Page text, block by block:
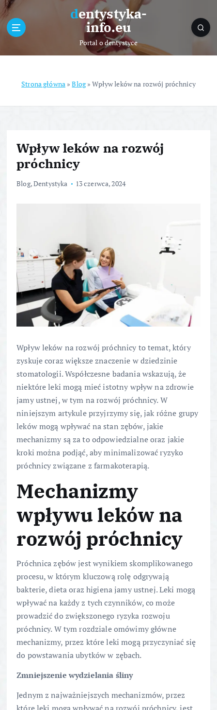
t
dentystyka-
info.eu
Portal o dentystyce
Strona główna »Blog»Wpływ leków na rozwój próchnicy
Wpływ leków na rozwój
próchnicy
Blog,Dentystyka 13 czerwca, 2024
Wpływ leków na rozwój próchnicy to temat, który
zyskuje coraz większe znaczenie w dziedzinie
stomatologii. Współczesne badania wskazują, że
niektóre leki mogą mieć istotny wpływ na zdrowie
jamy ustnej, w tym na rozwój próchnicy. W
niniejszym artykule przyjrzymy się, jak różne grupy
leków mogą wpływać na stan zębów, jakie
mechanizmy są za to odpowiedzialne oraz jakie
kroki można podjąć, aby minimalizować ryzyko
próchnicy związane z farmakoterapią.
Mechanizmy
wpływu leków na
rozwój próchnicy
Próchnica zębów jest wynikiem skomplikowanego
procesu, w którym kluczową rolę odgrywają
bakterie, dieta oraz higiena jamy ustnej. Leki mogą
wpływać na każdy z tych czynników, co może
prowadzić do zwiększonego ryzyka rozwoju
próchnicy. W tym rozdziale omówimy główne
mechanizmy, przez które leki mogą przyczyniać się
do powstawania ubytków w zębach.
Zmniejszenie wydzielania śliny
Jednym z najważniejszych mechanizmów, przez